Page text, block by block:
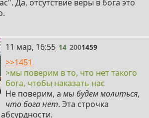
Да, отсутствие веры в бога это
14
11 мар, 16:55 14 2001459
>>1451
>мы поверим в то, что нет такого
бога, чтобы наказать нас
Не поверим, а мы будем молиться,
что бога нет. Эта строчка